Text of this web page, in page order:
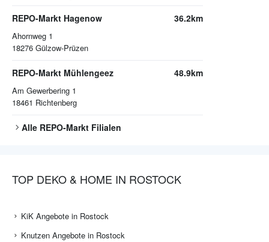
REPO-Markt Hagenow
Ahornweg 1
18276 Gülzow-Prüzen
36.2km
REPO-Markt Mühlengeez
Am Gewerbering 1
18461 Richtenberg
48.9km
Alle REPO-Markt Filialen
TOP DEKO & HOME IN ROSTOCK
KiK Angebote in Rostock
Knutzen Angebote in Rostock